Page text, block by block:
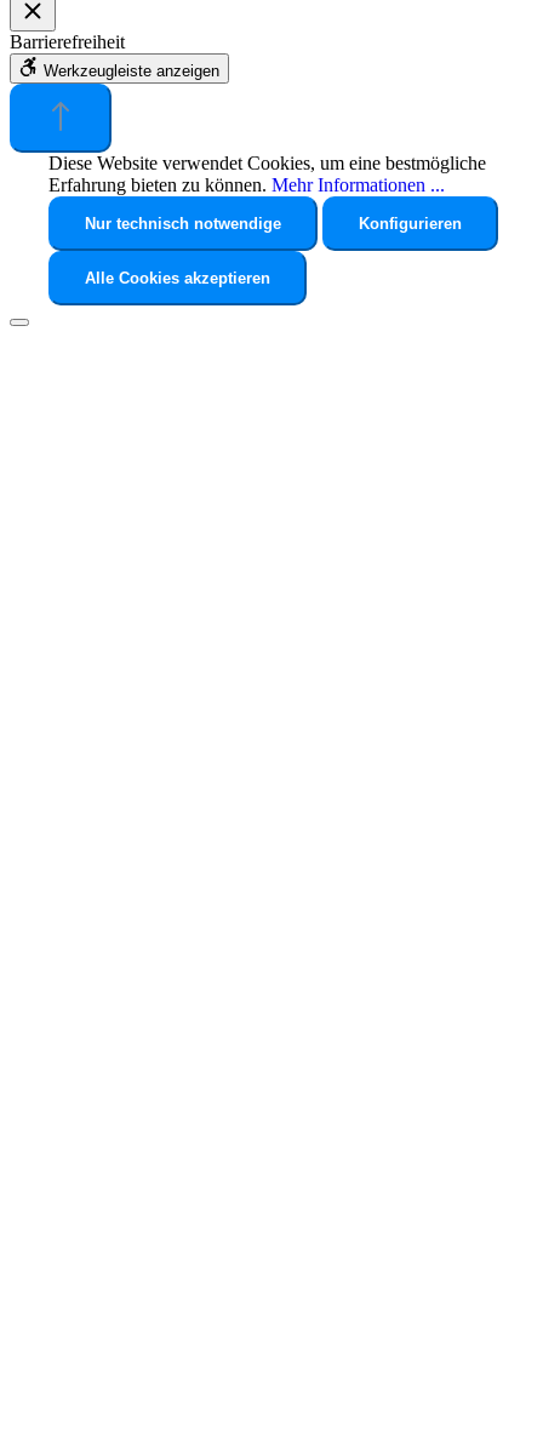
Barrierefreiheit
Werkzeugleiste anzeigen
Diese Website verwendet Cookies, um eine bestmögliche
Erfahrung bieten zu können. Mehr Informationen ...
Nur technisch notwendige Konfigurieren
Alle Cookies akzeptieren